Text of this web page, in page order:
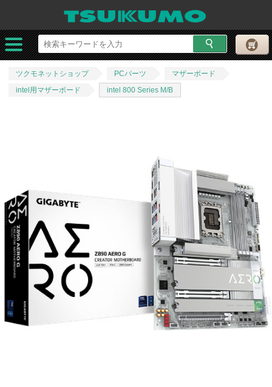
ツクモネットショップ PCパーツ
マザーボード
intel用マザーボード
intel 800 Series M/B